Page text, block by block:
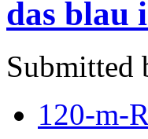
das blau
Submitted
120-m-